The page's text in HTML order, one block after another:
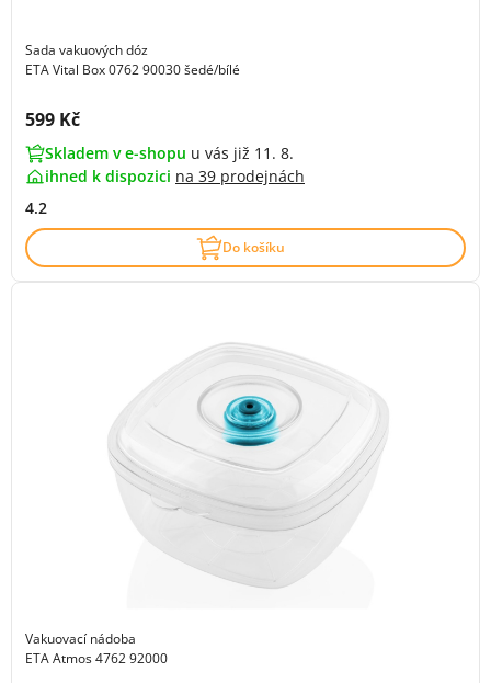
Sada vakuových dóz
ETA Vital Box 0762 90030 šedé/bílé
Cena s DPH:
599 Kč
Skladem v e-shopu u vás již 11. 8.
ihned k dispozici na 39 prodejnách
4.2
Do košíku
Vakuovací nádoba
ETA Atmos 4762 92000